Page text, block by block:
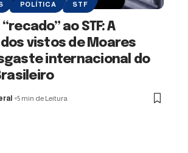
POLÍTICA STF
“recado” ao STF: A
vistos de Moares
internacional do
5 min de Leitura